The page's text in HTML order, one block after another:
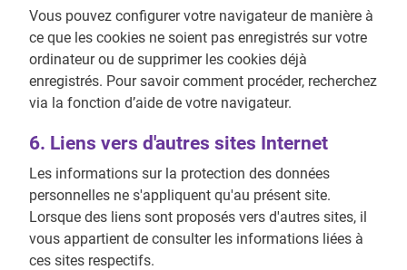
Vous pouvez configurer votre navigateur de manière à
ce que les cookies ne soient pas enregistrés sur votre
ordinateur ou de supprimer les cookies déjà
enregistrés. Pour savoir comment procéder, recherchez
via la fonction d’aide de votre navigateur.
6. Liens vers d'autres sites Internet
Les informations sur la protection des données
personnelles ne s'appliquent qu'au présent site.
Lorsque des liens sont proposés vers d'autres sites, il
vous appartient de consulter les informations liées à
ces sites respectifs.